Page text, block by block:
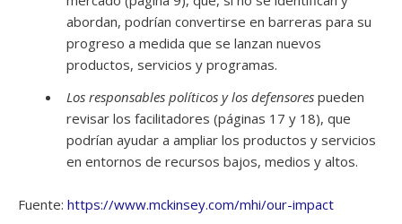
abordan, podrían convertirse en barreras para su
progreso a medida que se lanzan nuevos
productos, servicios y programas.
Los responsables políticos y los defensores pueden
revisar los facilitadores (páginas 17 y 18), que
podrían ayudar a ampliar los productos y servicios
en entornos de recursos bajos, medios y altos.
Fuente: https://www.mckinsey.com/mhi/our-impact